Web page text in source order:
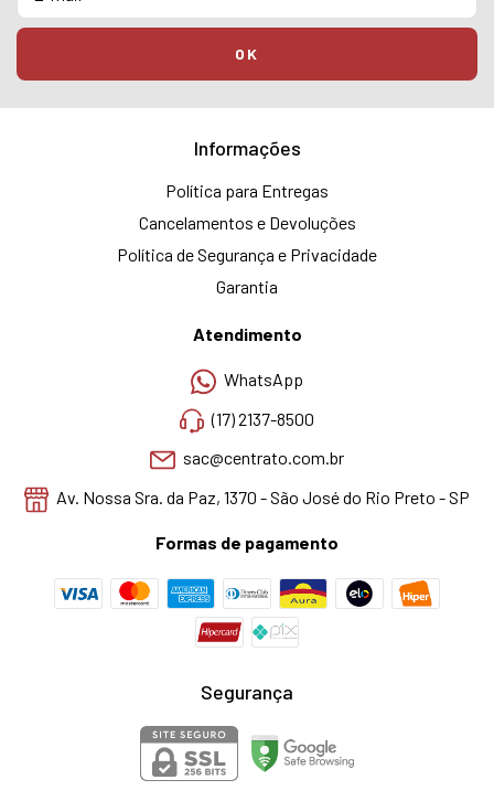
Informações
Política para Entregas
Cancelamentos e Devoluções
Política de Segurança e Privacidade
Garantia
Atendimento
WhatsApp
(17) 2137-8500
sac@centrato.com.br
Av. Nossa Sra. da Paz, 1370 - São José do Rio Preto - SP
Formas de pagamento
Segurança